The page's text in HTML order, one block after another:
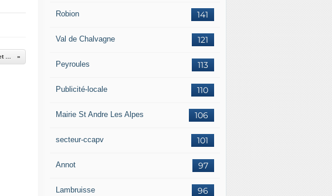
141
Robion
121
Val de Chalvagne
113
Peyroules
110
Publicité-locale
106
Mairie St Andre Les Alpes
101
secteur-ccapv
97
Annot
96
Lambruisse